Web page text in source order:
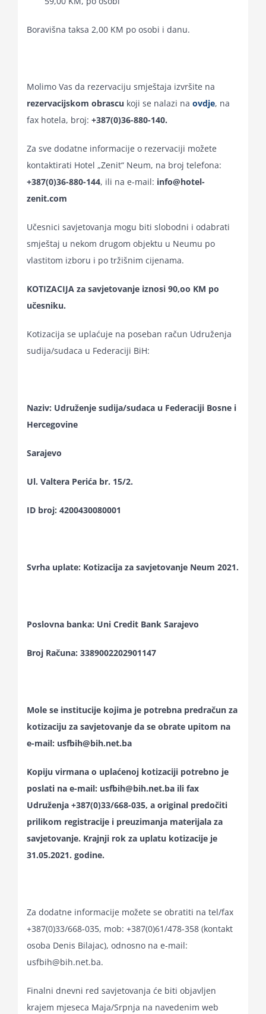
Boravišna taksa 2,00 KM po osobi i danu.
Molimo Vas da rezervaciju smještaja izvršite na
rezervacijskom obrascu koji se nalazi na ovdje, na
fax hotela, broj: +387(0)36-880-140.
Za sve dodatne informacije o rezervaciji možete
kontaktirati Hotel „Zenit“ Neum, na broj telefona:
+387(0)36-880-144, ili na e-mail: info@hotel-
zenit.com
Učesnici savjetovanja mogu biti slobodni i odabrati
smještaj u nekom drugom objektu u Neumu po
vlastitom izboru i po tržišnim cijenama.
KOTIZACIJA za savjetovanje iznosi 90,oo KM po
učesniku.
Kotizacija se uplaćuje na poseban račun Udruženja
sudija/sudaca u Federaciji BiH:
Naziv: Udruženje sudija/sudaca u Federaciji Bosne i
Hercegovine
Sarajevo
Ul. Valtera Perića br. 15/2.
ID broj: 4200430080001
Svrha uplate: Kotizacija za savjetovanje Neum 2021.
Poslovna banka: Uni Credit Bank Sarajevo
Broj Računa: 3389002202901147
Mole se institucije kojima je potrebna predračun za
kotizaciju za savjetovanje da se obrate upitom na
e-mail: usfbih@bih.net.ba
Kopiju virmana o uplaćenoj kotizaciji potrebno je
poslati na e-mail: usfbih@bih.net.ba ili fax
Udruženja +387(0)33/668-035, a original predočiti
prilikom registracije i preuzimanja materijala za
savjetovanje. Krajnji rok za uplatu kotizacije je
31.05.2021. godine.
Za dodatne informacije možete se obratiti na tel/fax
+387(0)33/668-035, mob: +387(0)61/478-358 (kontakt
osoba Denis Bilajac), odnosno na e-mail:
usfbih@bih.net.ba.
Finalni dnevni red savjetovanja će biti objavljen
krajem mjeseca Maja/Srpnja na navedenim web